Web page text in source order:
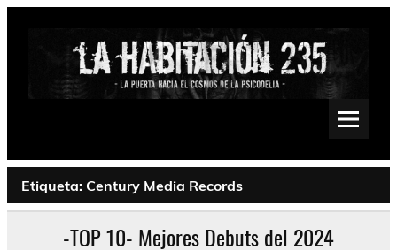
Saltar
Psychedelic, Stoner, Doom, Sludge, Fuzz, Space, Drone
Etiqueta: Century Media Records
-TOP 10- Mejores Debuts del 2024